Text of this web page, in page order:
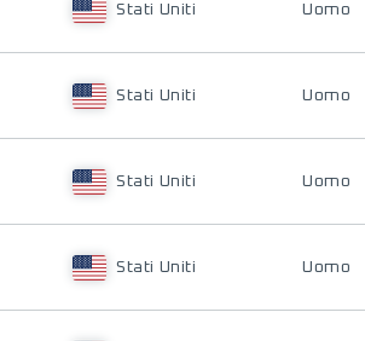
Stati Uniti Uomo
Stati Uniti Uomo
Stati Uniti Uomo
Stati Uniti Uomo